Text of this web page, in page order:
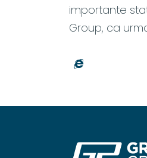
importante
Group, ca